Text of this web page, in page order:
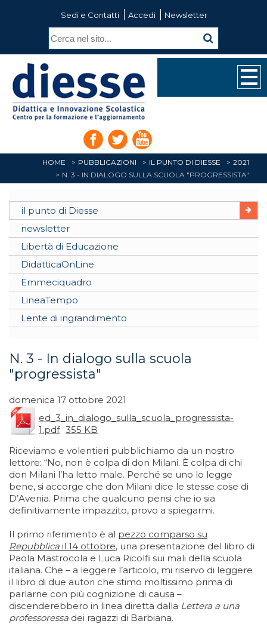
Sedi e Contatti Accedi Newsletter
HOME PUBBLICAZIONI IL PUNTO DI DIESSE
2021
N. 3 - IN DIALOGO SULLA SCUOLA "PROGRESSISTA"
il punto di Diesse
newsletter
Libertà di Educazione
DidatticaOnLine
Emmeciquadro
LineaTempo
Lente di ingrandimento
N. 3 - In dialogo sulla scuola
"progressista"
domenica 17 ottobre 2021
ed_3_in_dialogo_sulla_scuola_progressista-
1.pdf 355 KB
Riceviamo e volentieri pubblichiamo da un nostro
lettore: “No, non è colpa di don Milani. È colpa di chi
don Milani l’ha letto male. Perché se uno lo legge
bene, si accorge che don Milani dice le stesse cose di
D’Avenia. Prima che qualcuno pensi che io sia
definitivamente impazzito, provo a spiegarmi.
Il primo riferimento è al pezzo comparso su
Repubblica il 14 ottobre, una presentazione del libro di
Paola Mastrocola e Luca Ricolfi sui mali della scuola
italiana. Che – a leggere l’articolo, mi riservo di leggere
il libro di due autori che stimo moltissimo prima di
parlarne con più cognizione di causa –
discenderebbero in linea diretta dalla Lettera a una
professoressa dei ragazzi di Barbiana.